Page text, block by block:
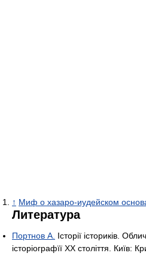
↑ Миф о хазаро-иудейском
Литература
Портнов А. Історiї iсторикiв.
iсторіографїї ХХ столiття. Київ: